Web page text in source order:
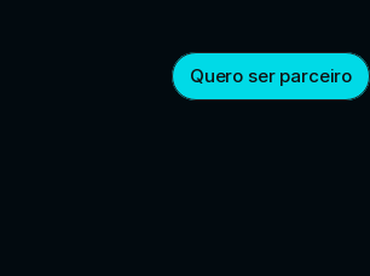
Quero ser parceiro